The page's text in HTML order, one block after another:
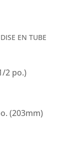
EN TUBE
2 po.)
(203mm)